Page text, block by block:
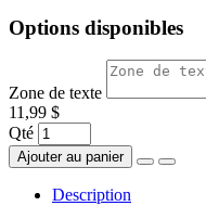
Options disponibles
Zone de texte
11,99 $
Qté
Ajouter au panier
Description